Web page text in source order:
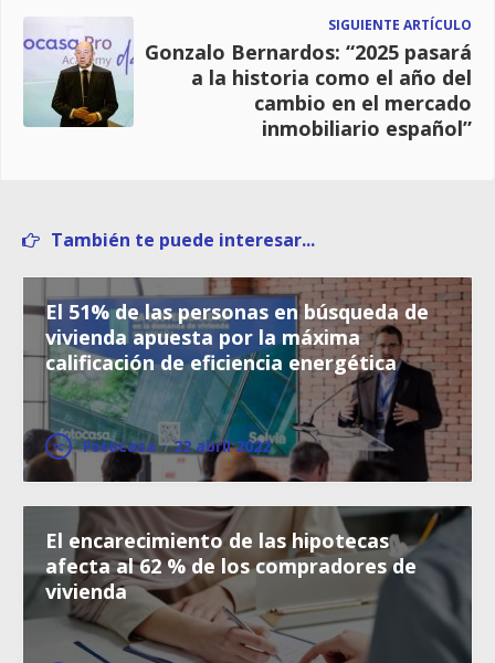
SIGUIENTE ARTÍCULO
Gonzalo Bernardos: “2025 pasará
a la historia como el año del
cambio en el mercado
inmobiliario español”
También te puede interesar...
El 51% de las personas en búsqueda de
vivienda apuesta por la máxima
calificación de eficiencia energética
Fotocasa · 22 abril 2022
El encarecimiento de las hipotecas
afecta al 62 % de los compradores de
vivienda